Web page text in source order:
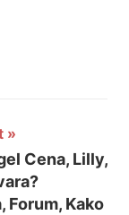
Cena, Lilly,
Forum, Kako